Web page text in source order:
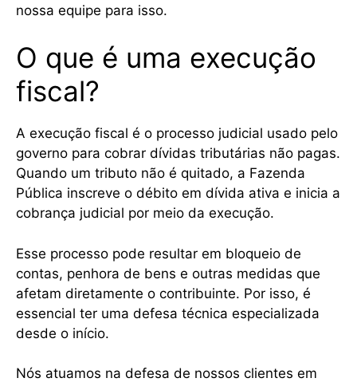
nossa equipe para isso.
O que é uma execução
fiscal?
A execução fiscal é o processo judicial usado pelo
governo para cobrar dívidas tributárias não pagas.
Quando um tributo não é quitado, a Fazenda
Pública inscreve o débito em dívida ativa e inicia a
cobrança judicial por meio da execução.
Esse processo pode resultar em bloqueio de
contas, penhora de bens e outras medidas que
afetam diretamente o contribuinte. Por isso, é
essencial ter uma defesa técnica especializada
desde o início.
Nós atuamos na defesa de nossos clientes em